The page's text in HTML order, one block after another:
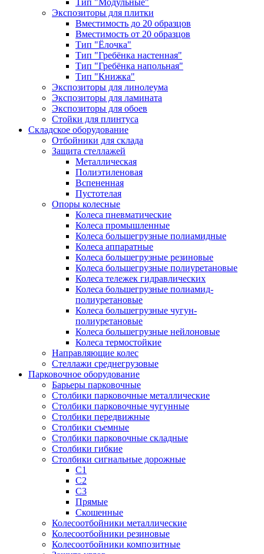
Тип "Модульные"
Экспозиторы для плитки
Вместимость до 20 образцов
Вместимость от 20 образцов
Тип "Ёлочка"
Тип "Гребёнка настенная"
Тип "Гребёнка напольная"
Тип "Книжка"
Экспозиторы для линолеума
Экспозиторы для ламината
Экспозиторы для обоев
Стойки для плинтуса
Складское оборудование
Отбойники для склада
Защита стеллажей
Металлическая
Полиэтиленовая
Вспененная
Пустотелая
Опоры колесные
Колеса пневматические
Колеса промышленные
Колеса большегрузные полиамидные
Колеса аппаратные
Колеса большегрузные резиновые
Колеса большегрузные полиуретановые
Колеса тележек гидравлических
Колеса большегрузные полиамид-
полиуретановые
Колеса большегрузные чугун-
полиуретановые
Колеса большегрузные нейлоновые
Колеса термостойкие
Направляющие колес
Стеллажи среднегрузовые
Парковочное оборудование
Барьеры парковочные
Столбики парковочные металлические
Столбики парковочные чугунные
Столбики передвижные
Столбики съемные
Столбики парковочные складные
Столбики гибкие
Столбики сигнальные дорожные
С1
С2
С3
Прямые
Скошенные
Колесоотбойники металлические
Колесоотбойники резиновые
Колесоотбойники композитные